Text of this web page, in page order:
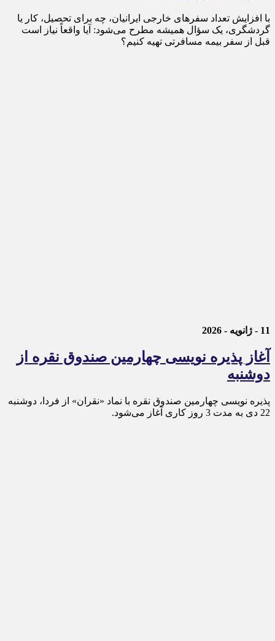
با افزایش تعداد سفرهای خارجی ایرانیان، چه برای تحصیل، کار یا
گردشگری، یک سؤال همیشه مطرح می‌شود: آیا واقعاً نیاز است
قبل از سفر بیمه مسافرتی تهیه کنیم؟
11 - ژانویه - 2026
آغاز پذیره نویسی چهارمین صندوق نقره از
دوشنبه
پذیره‌ نویسی چهارمین صندوق نقره با نماد «نقران» از فردا، دوشنبه
22 دی به مدت 3 روز کاری آغاز می‌شود.